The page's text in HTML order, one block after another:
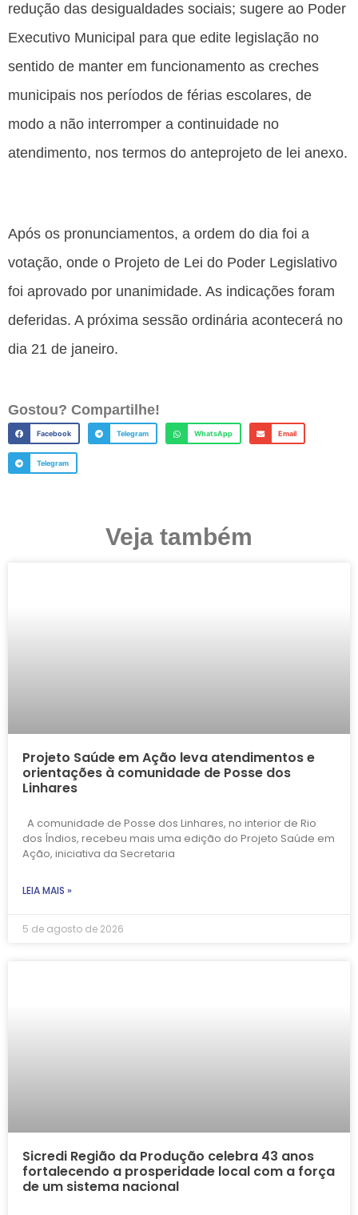
redução das desigualdades sociais; sugere ao Poder
Executivo Municipal para que edite legislação no
sentido de manter em funcionamento as creches
municipais nos períodos de férias escolares, de
modo a não interromper a continuidade no
atendimento, nos termos do anteprojeto de lei anexo.
Após os pronunciamentos, a ordem do dia foi a
votação, onde o Projeto de Lei do Poder Legislativo
foi aprovado por unanimidade. As indicações foram
deferidas. A próxima sessão ordinária acontecerá no
dia 21 de janeiro.
Gostou? Compartilhe!
Facebook Telegram WhatsApp Email
Telegram
Veja também
Projeto Saúde em Ação leva atendimentos e
orientações à comunidade de Posse dos
Linhares
A comunidade de Posse dos Linhares, no interior de Rio
dos Índios, recebeu mais uma edição do Projeto Saúde em
Ação, iniciativa da Secretaria
LEIA MAIS »
5 de agosto de 2026
Sicredi Região da Produção celebra 43 anos
fortalecendo a prosperidade local com a força
de um sistema nacional